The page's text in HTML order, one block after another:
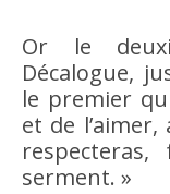
Or le
Décalogue,
le premier
et de
serment. »